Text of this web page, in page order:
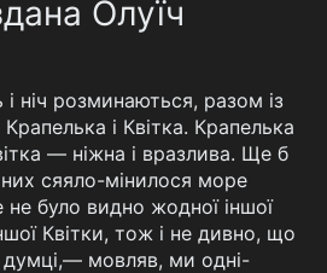
Олуїч
ніч розминаються, разом із
і Квітка. Крапелька
— ніжна і вразлива. Ще б
сяяло-мінилося море
не було видно жодної іншої
Квітки, тож і не дивно, що
мовляв, ми одні-